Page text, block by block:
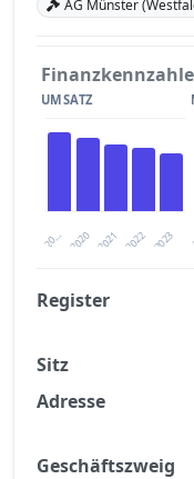
AG Münster
UMSATZ
20… 2021 2023
2020 2022
Register
Sitz
Adresse
Geschäftszweig